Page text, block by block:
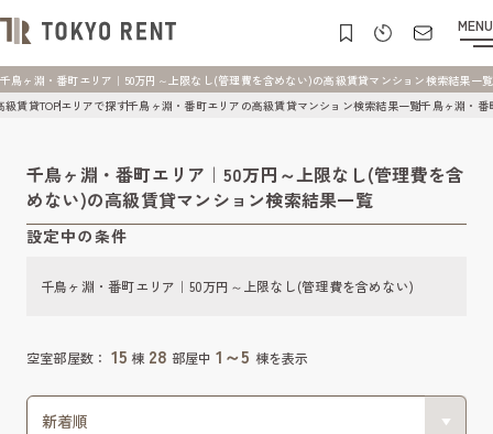
MENU
千鳥ヶ淵・番町エリア｜50万円～上限なし(管理費を含めない)の高級賃貸マンション検索結果一
級賃貸TOPエリアで探す千鳥ヶ淵・番町エリアの高級賃貸マンション検索結果一覧千鳥ヶ淵・番
千鳥ヶ淵・番町エリア｜50万円～上限なし(管理費を含
めない)の高級賃貸マンション検索結果一覧
設定中の条件
空室部屋数： 15 棟 28 部屋中 1～5 棟を表示
千鳥ヶ淵・番町エリア｜50万円～上限なし(管理費を含めない)